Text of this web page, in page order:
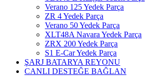
Verano 125 Yedek Parça
ZR 4 Yedek Parça
Verano 50 Yedek Parça
XLT48A Navara Yedek Parça
ZRX 200 Yedek Parça
S1 E-Car Yedek Parça
ŞARJ BATARYA REYONU
CANLI DESTEĞE BAĞLAN